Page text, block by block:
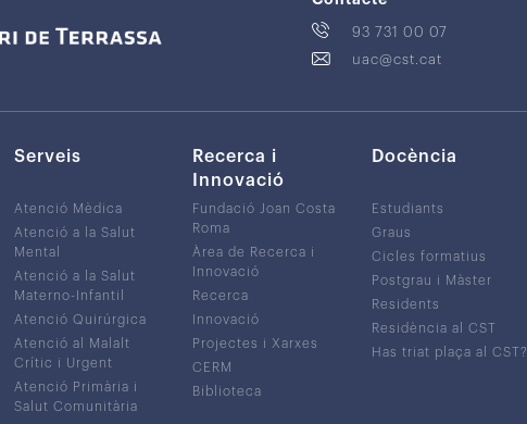
93 731 00 07
uac@cst.cat
Serveis
Atenció Mèdica
Atenció a la Salut
Mental
Atenció a la Salut
Materno-Infantil
Atenció Quirúrgica
Atenció al Malalt
Crític i Urgent
Atenció Primària i
Salut Comunitària
Recerca i
Innovació
Fundació Joan Costa
Roma
Àrea de Recerca i
Innovació
Recerca
Innovació
Projectes i Xarxes
CERM
Biblioteca
Docència
Estudiants
Graus
Cicles formatius
Postgrau i Màster
Residents
Residència al CST
Has triat plaça al CST?